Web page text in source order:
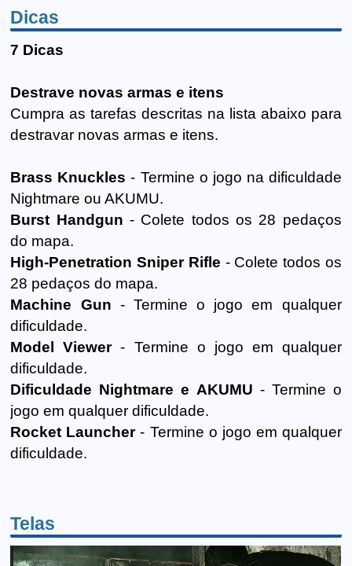
Dicas
7 Dicas
Destrave novas armas e itens
Cumpra as tarefas descritas na lista abaixo para
destravar novas armas e itens.
Brass Knuckles - Termine o jogo na dificuldade
Nightmare ou AKUMU.
Burst Handgun - Colete todos os 28 pedaços
do mapa.
High-Penetration Sniper Rifle - Colete todos os
28 pedaços do mapa.
Machine Gun - Termine o jogo em qualquer
dificuldade.
Model Viewer- Termine o jogo em qualquer
dificuldade.
Dificuldade Nightmare e AKUMU - Termine o
jogo em qualquer dificuldade.
Rocket Launcher- Termine o jogo em qualquer
dificuldade.
Telas